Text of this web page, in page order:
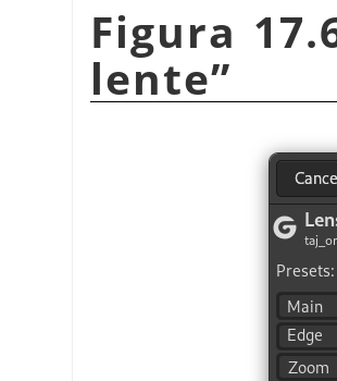
Figura
lente”